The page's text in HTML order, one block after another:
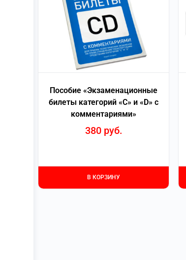
Пособие «Экзаменационные
билеты категорий «С» и «D» с
комментариями»
380 руб.
В КОРЗИНУ